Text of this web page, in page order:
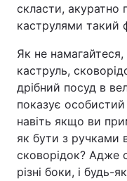
скласти, акуратно
каструлями такий
Як не
каструль,
дрібний посуд в
показує
навіть якщо ви
як бути з ручками
сковорідок? Адже
різні боки, і будь-